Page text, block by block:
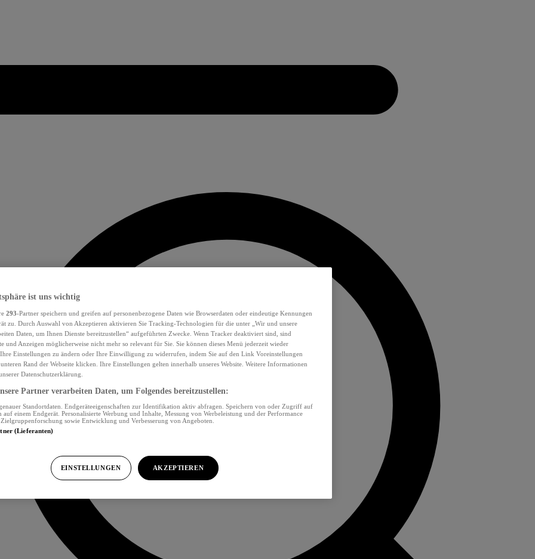
ist uns wichtig
293-Partner speichern und greifen auf personenbezogene Daten wie Browserdaten oder eindeutige Kennungen
zu. Durch Auswahl von Akzeptieren aktivieren Sie Tracking-Technologien für die unter „Wir und unsere
Daten, um Ihnen Dienste bereitzustellen“ aufgeführten Zwecke. Wenn Tracker deaktiviert sind, sind
und Anzeigen möglicherweise nicht mehr so relevant für Sie. Sie können dieses Menü jederzeit wieder
Einstellungen zu ändern oder Ihre Einwilligung zu widerrufen, indem Sie auf den Link Voreinstellungen
Rand der Webseite klicken. Ihre Einstellungen gelten innerhalb unseres Website. Weitere Informationen
Datenschutzerklärung.
Partner verarbeiten Daten, um Folgendes bereitzustellen:
Standortdaten. Endgeräteeigenschaften zur Identifikation aktiv abfragen. Speichern von oder Zugriff auf
einem Endgerät. Personalisierte Werbung und Inhalte, Messung von Werbeleistung und der Performance
sowie Entwicklung und Verbesserung von Angeboten.
(Lieferanten)
EINSTELLUNGEN AKZEPTIEREN